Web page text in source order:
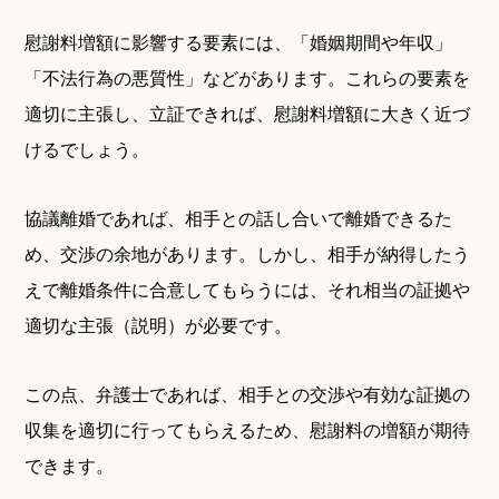
慰謝料増額に影響する要素には、「婚姻期間や年収」
「不法行為の悪質性」などがあります。これらの要素を
適切に主張し、立証できれば、慰謝料増額に大きく近づ
けるでしょう。
協議離婚であれば、相手との話し合いで離婚できるた
め、交渉の余地があります。しかし、相手が納得したう
えで離婚条件に合意してもらうには、それ相当の証拠や
適切な主張（説明）が必要です。
この点、弁護士であれば、相手との交渉や有効な証拠の
収集を適切に行ってもらえるため、慰謝料の増額が期待
できます。